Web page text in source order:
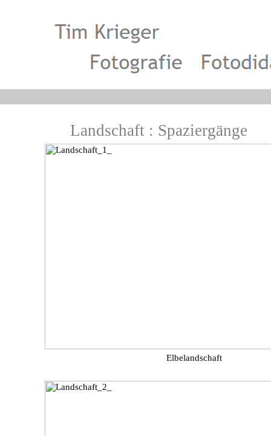
Landschaft : Spaziergänge
Elbelandschaft